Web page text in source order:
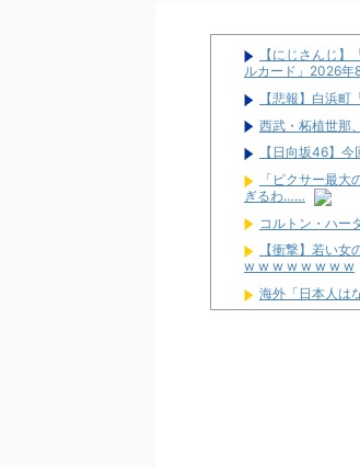
【にじさんじ
ルカード」2026年
【悲報】白浜
西武・柘植世那
【日向坂46】
「ピクサー最
ぎるわ……
コルトン・ハー
【衝撃】若い
w w w w w w w w
海外「日本人は